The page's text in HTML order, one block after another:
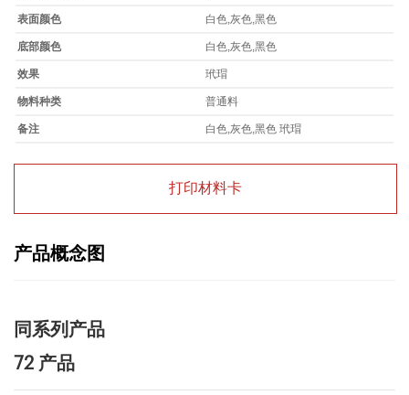
表面颜色 白色,灰色,黑色
底部颜色 白色,灰色,黑色
效果 玳瑁
物料种类 普通料
备注 白色,灰色,黑色 玳瑁
打印材料卡
产品概念图
同系列产品
72 产品